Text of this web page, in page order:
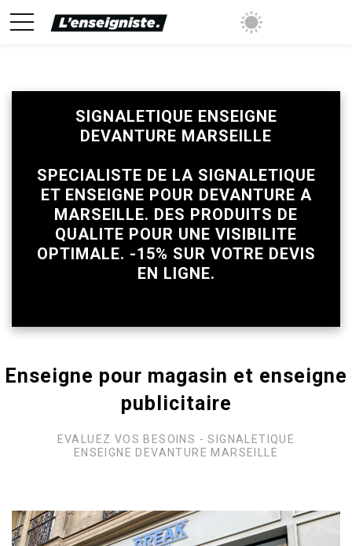
sur tous les prix avec sa validation
SIGNALETIQUE ENSEIGNE
DEVANTURE MARSEILLE
SPECIALISTE DE LA SIGNALETIQUE
ET ENSEIGNE POUR DEVANTURE A
MARSEILLE. DES PRODUITS DE
QUALITE POUR UNE VISIBILITE
OPTIMALE. -15% SUR VOTRE DEVIS
EN LIGNE.
Enseigne pour magasin et enseigne
publicitaire
EVALUEZ VOS BESOINS - SIGNALETIQUE
ENSEIGNE DEVANTURE MARSEILLE